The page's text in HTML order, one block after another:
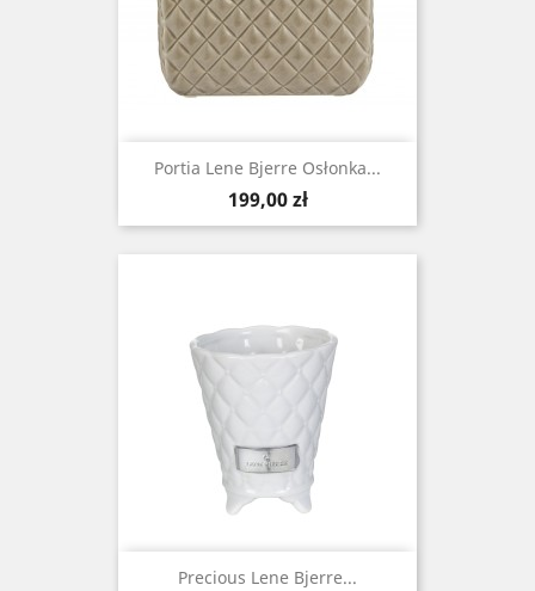
Portia Lene Bjerre Osłonka...
Cena
199,00 zł
Precious Lene Bjerre...